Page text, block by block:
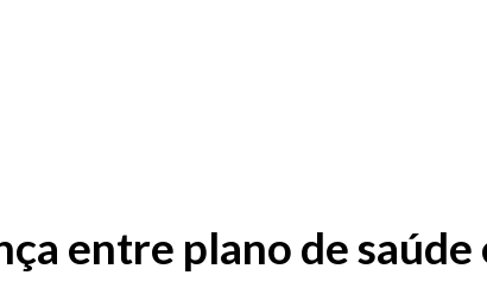
entre plano de saúde